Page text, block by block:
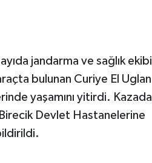
jandarma ve sağlık ekibi
bulunan Curiye El Uglan
yaşamını yitirdi. Kazada
Devlet Hastanelerine